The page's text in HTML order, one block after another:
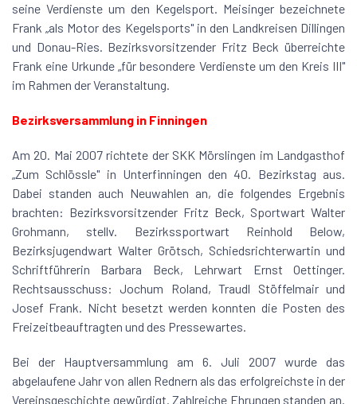
seine Verdienste um den Kegelsport. Meisinger bezeichnete
Frank „als Motor des Kegelsports" in den Landkreisen Dillingen
und Donau-Ries. Bezirksvorsitzender Fritz Beck überreichte
Frank eine Urkunde „für besondere Verdienste um den Kreis III"
im Rahmen der Veranstaltung.
Bezirksversammlung in Finningen
Am 20. Mai 2007 richtete der SKK Mörslingen im Landgasthof
„Zum Schlössle" in Unterfinningen den 40. Bezirkstag aus.
Dabei standen auch Neuwahlen an, die folgendes Ergebnis
brachten: Bezirksvorsitzender Fritz Beck, Sportwart Walter
Grohmann, stellv. Bezirkssportwart Reinhold Below,
Bezirksjugendwart Walter Grötsch, Schiedsrichterwartin und
Schriftführerin Barbara Beck, Lehrwart Ernst Oettinger.
Rechtsausschuss: Jochum Roland, Traudl Stöffelmair und
Josef Frank. Nicht besetzt werden konnten die Posten des
Freizeitbeauftragten und des Pressewartes.
Bei der Hauptversammlung am 6. Juli 2007 wurde das
abgelaufene Jahr von allen Rednern als das erfolgreichste in der
Vereinsgeschichte gewürdigt. Zahlreiche Ehrungen standen an.